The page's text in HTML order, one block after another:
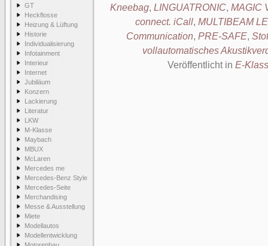
GT
Heckflosse
Heizung & Lüftung
Historie
Individualisierung
Infotainment
Interieur
Internet
Jubiläum
Konzern
Lackierung
Literatur
LKW
M-Klasse
Maybach
MBUX
McLaren
Mercedes me
Mercedes-Benz Style
Mercedes-Seite
Merchandising
Messe & Ausstellung
Miete
Modellautos
Modellentwicklung
Kneebag, LINGUATRONIC, MAGIC
connect. iCall, MULTIBEAM
Communication, PRE-SAFE,
vollautomatisches
Veröffentlicht in E-